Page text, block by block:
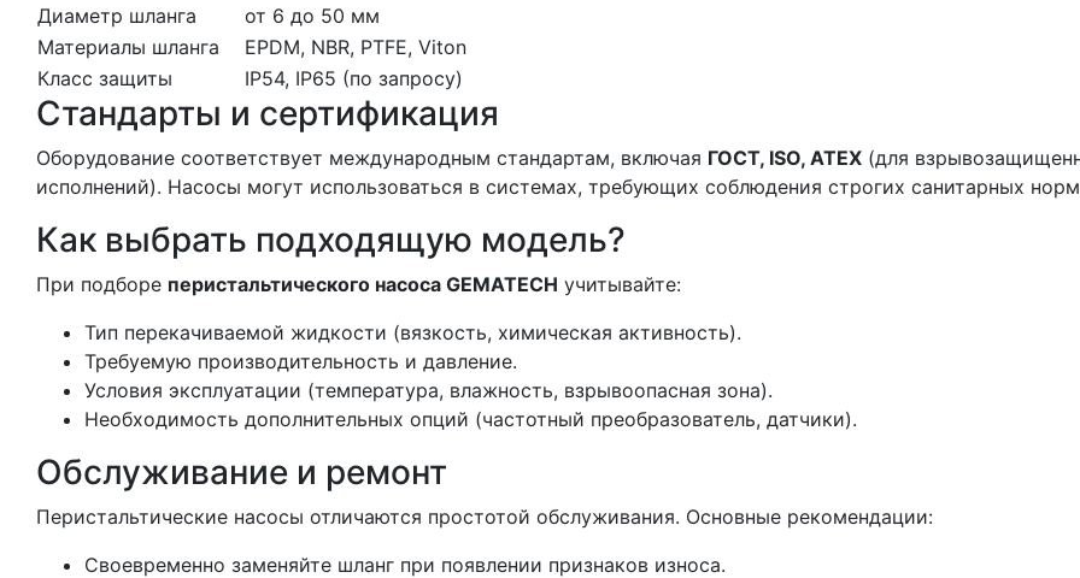
Диаметр шланга
от 6 до 50 мм
Материалы шланга
EPDM, NBR, PTFE, Viton
Класс защиты
IP54, IP65 (по запросу)
Стандарты и сертификация
Оборудование соответствует международным стандартам, включая ГОСТ, ISO, ATEX (для
исполнений). Насосы могут использоваться в системах, требующих соблюдения строгих санитарных
Как выбрать подходящую модель?
При подборе перистальтического насоса GEMATECH учитывайте:
Тип перекачиваемой жидкости (вязкость, химическая активность).
Требуемую производительность и давление.
Условия эксплуатации (температура, влажность, взрывоопасная зона).
Необходимость дополнительных опций (частотный преобразователь, датчики).
Обслуживание и ремонт
Перистальтические насосы отличаются простотой обслуживания. Основные рекомендации:
Своевременно заменяйте шланг при появлении признаков износа.